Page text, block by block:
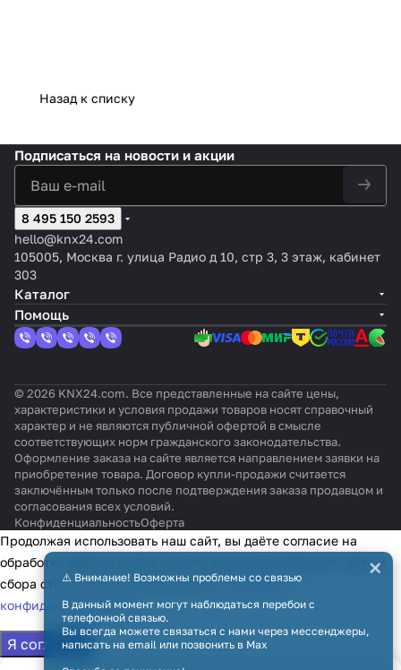
Назад к списку
Подписаться на новости и акции
8 495 150 2593
hello@knx24.com
105005, Москва г. улица Радио д 10, стр 3, 3 этаж, кабинет
303
Каталог
Помощь
© 2026 KNX24.com. Все представленные на сайте цены,
характеристики и условия продажи товаров носят справочный
характер и не являются публичной офертой в смысле
соответствующих норм гражданского законодательства.
Оформление заказа на сайте является направлением заявки на
приобретение товара. Договор купли-продажи считается
заключённым только после подтверждения заказа продавцом и
согласования всех условий.
КонфиденциальностьОферта
⚠️ Внимание! Возможны проблемы со связью
В данный момент могут наблюдаться перебои с
телефонной связью.
Вы всегда можете связаться с нами через мессенджеры,
написать на email или позвонить в Max
×
Продолжая использовать наш сайт, вы даёте согласие на
обработку файлов cookie в целях функционирования сайта и
сбора статистики в соответствии сполитикой
конфиденциальности
Я согласен